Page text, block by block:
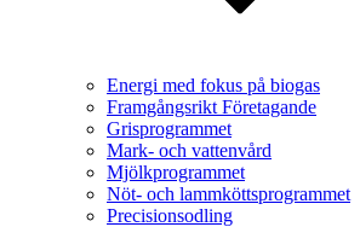
Energi med fokus på biogas
Framgångsrikt Företagande
Grisprogrammet
Mark- och vattenvård
Mjölkprogrammet
Nöt- och lammköttsprogrammet
Precisionsodling